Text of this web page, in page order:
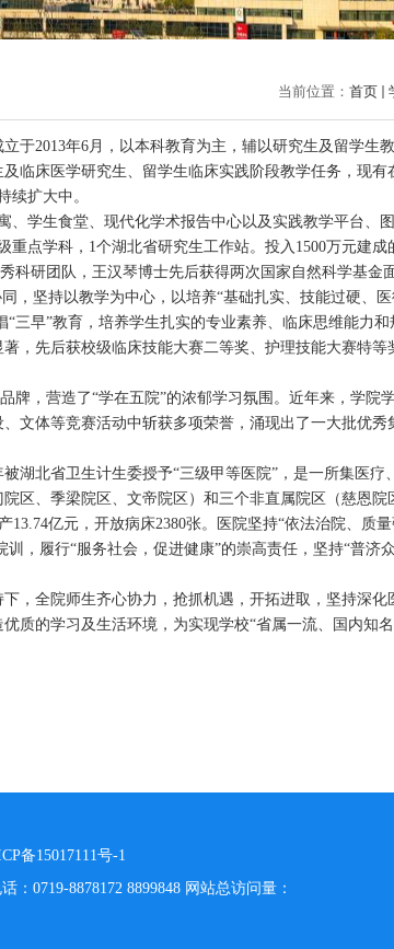
当前位置： 首页
于2013年6月，以本科教育为主，辅以研究生及留学生
及临床医学研究生、留学生临床实践阶段教学任务，现有
续扩大中。
、学生食堂、现代化学术报告中心以及实践教学平台、
点学科，1个湖北省研究生工作站。投入1500万元建成
研团队，王汉琴博士先后获得两次国家自然科学基金
，坚持以教学为中心，以培养“基础扎实、技能过硬、
三早”教育，培养学生扎实的专业素养、临床思维能力
，先后获校级临床技能大赛二等奖、护理技能大赛特等
牌，营造了“学在五院”的浓郁学习氛围。近年来，学院
文体等竞赛活动中斩获多项荣誉，涌现出了一大批优秀
湖北省卫生计生委授予“三级甲等医院”，是一所集医疗
区、季梁院区、文帝院区）和三个非直属院区（慈恩院
亿元，开放病床2380张。医院坚持“依法治院、质
，履行“服务社会，促进健康”的崇高责任，坚持“普济
，全院师生齐心协力，抢抓机遇，开拓进取，坚持深化
质的学习及生活环境，为实现学校“省属一流、国内知
备15017111号-1
0719-8878172 8899848 网站总访问量：